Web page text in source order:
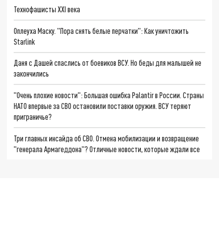
Технофашисты XXI века
Оплеуха Маску. "Пора снять белые перчатки": Как уничтожить
Starlink
Даня с Дашей спаслись от боевиков ВСУ. Но беды для малышей не
закончились
"Очень плохие новости": Большая ошибка Palantir в России. Страны
НАТО впервые за СВО остановили поставки оружия. ВСУ теряют
приграничье?
Три главных инсайда об СВО. Отмена мобилизации и возвращение
"генерала Армагеддона"? Отличные новости, которые ждали все